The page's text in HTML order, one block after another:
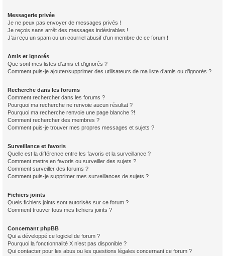
Messagerie privée
Je ne peux pas envoyer de messages privés !
Je reçois sans arrêt des messages indésirables !
J’ai reçu un spam ou un courriel abusif d’un membre de ce forum !
Amis et ignorés
Que sont mes listes d’amis et d’ignorés ?
Comment puis-je ajouter/supprimer des utilisateurs de ma liste d’amis ou d’ignorés ?
Recherche dans les forums
Comment rechercher dans les forums ?
Pourquoi ma recherche ne renvoie aucun résultat ?
Pourquoi ma recherche renvoie une page blanche ?!
Comment rechercher des membres ?
Comment puis-je trouver mes propres messages et sujets ?
Surveillance et favoris
Quelle est la différence entre les favoris et la surveillance ?
Comment mettre en favoris ou surveiller des sujets ?
Comment surveiller des forums ?
Comment puis-je supprimer mes surveillances de sujets ?
Fichiers joints
Quels fichiers joints sont autorisés sur ce forum ?
Comment trouver tous mes fichiers joints ?
Concernant phpBB
Qui a développé ce logiciel de forum ?
Pourquoi la fonctionnalité X n’est pas disponible ?
Qui contacter pour les abus ou les questions légales concernant ce forum ?